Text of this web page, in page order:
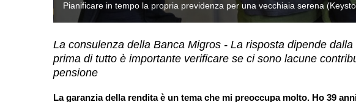
Pianificare in tempo la propria previdenza per una vecchiaia serena
La consulenza della Banca Migros - La risposta dipende
prima di tutto è importante verificare se ci sono lacune
pensione
La garanzia della rendita è un tema che mi preoccupa molto. Ho 39